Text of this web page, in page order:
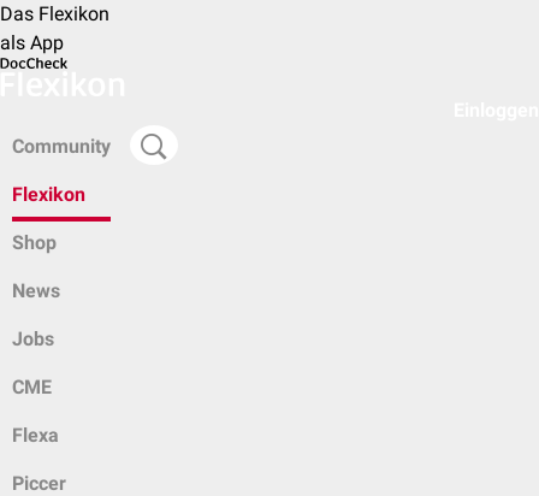
Das Flexikon
als App
Community
Flexikon
Shop
News
Jobs
CME
Flexa
Piccer